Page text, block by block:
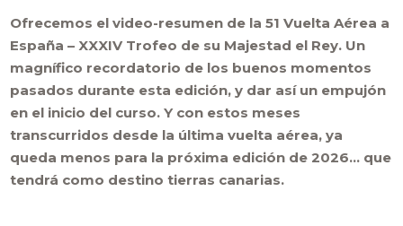
Ofrecemos el video-resumen de la 51 Vuelta Aérea a
España – XXXIV Trofeo de su Majestad el Rey. Un
magnífico recordatorio de los buenos momentos
pasados durante esta edición, y dar así un empujón
en el inicio del curso. Y con estos meses
transcurridos desde la última vuelta aérea, ya
queda menos para la próxima edición de 2026… que
tendrá como destino tierras canarias.